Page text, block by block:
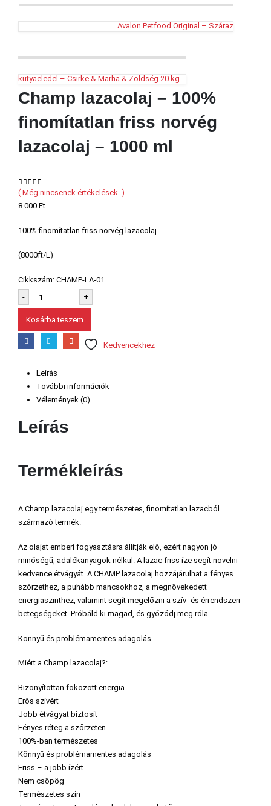
Avalon Petfood Original – Száraz
kutyaeledel – Csirke & Marha & Zöldség 20 kg
Champ lazacolaj – 100%
finomítatlan friss norvég
lazacolaj – 1000 ml
0out of 5
( Még nincsenek értékelések. )
8 000 Ft
100% finomítatlan friss norvég lazacolaj
(8000ft/L)
Cikkszám: CHAMP-LA-01
-
+
Kosárba teszem
Kedvencekhez
Leírás
További információk
Vélemények (0)
Leírás
Termékleírás
A Champ lazacolaj egy természetes, finomítatlan lazacból
származó termék.
Az olajat emberi fogyasztásra állítják elő, ezért nagyon jó
minőségű, adalékanyagok nélkül. A lazac friss íze segít növelni
kedvence étvágyát. A CHAMP lazacolaj hozzájárulhat a fényes
szőrzethez, a puhább mancsokhoz, a megnövekedett
energiaszinthez, valamint segít megelőzni a szív- és érrendszeri
betegségeket. Próbáld ki magad, és győződj meg róla.
Könnyű és problémamentes adagolás
Miért a Champ lazacolaj?:
Bizonyítottan fokozott energia
Erős szívért
Jobb étvágyat biztosít
Fényes réteg a szőrzeten
100%-ban természetes
Könnyű és problémamentes adagolás
Friss – a jobb ízért
Nem csöpög
Természetes szín